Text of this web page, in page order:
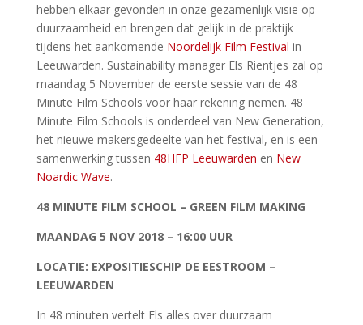
hebben elkaar gevonden in onze gezamenlijk visie op
duurzaamheid en brengen dat gelijk in de praktijk
tijdens het aankomende Noordelijk Film Festival in
Leeuwarden. Sustainability manager Els Rientjes zal op
maandag 5 November de eerste sessie van de 48
Minute Film Schools voor haar rekening nemen. 48
Minute Film Schools is onderdeel van New Generation,
het nieuwe makersgedeelte van het festival, en is een
samenwerking tussen 48HFP Leeuwarden en New
Noardic Wave.
48 MINUTE FILM SCHOOL – GREEN FILM MAKING
MAANDAG 5 NOV 2018 – 16:00 UUR
LOCATIE: EXPOSITIESCHIP DE EESTROOM –
LEEUWARDEN
In 48 minuten vertelt Els alles over duurzaam